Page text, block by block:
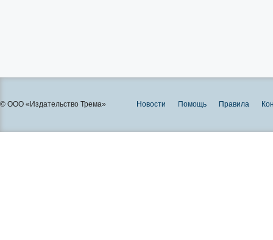
© ООО «Издательство Трема» Новости Помощь Правила